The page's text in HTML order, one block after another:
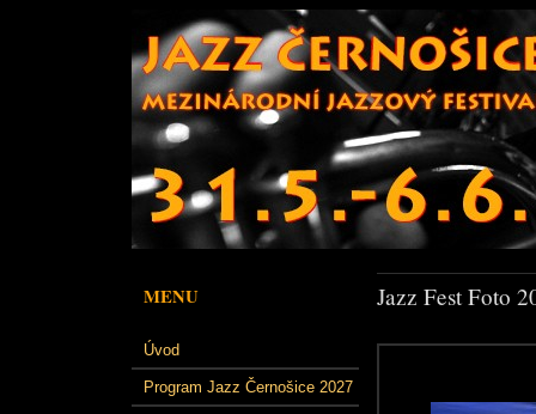
MENU
Úvod
Program Jazz Černošice 2027
Jazz Fest Foto